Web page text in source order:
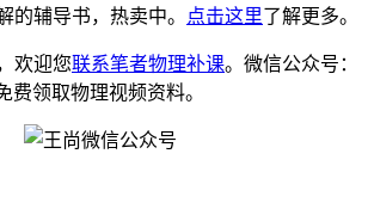
的辅导书，热卖中。
点击这里了解更多。
欢迎您联系笔者物理补课。微信公众号：
费领取物理视频资料。